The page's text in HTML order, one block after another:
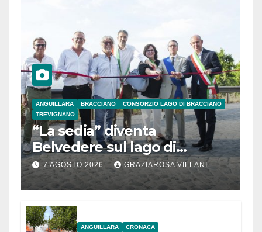
ANGUILLARA BRACCIANO
CONSORZIO LAGO DI BRACCIANO
TREVIGNANO
“La sedia” diventa
Belvedere sul lago di
Bracciano: ieri
l’inaugurazione
7 AGOSTO 2026 GRAZIAROSA VILLANI
ANGUILLARA CRONACA